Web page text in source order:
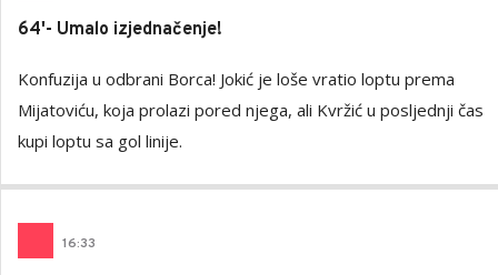
64'- Umalo izjednačenje!
Konfuzija u odbrani Borca! Jokić je loše vratio loptu prema
Mijatoviću, koja prolazi pored njega, ali Kvržić u posljednji čas
kupi loptu sa gol linije.
16:33